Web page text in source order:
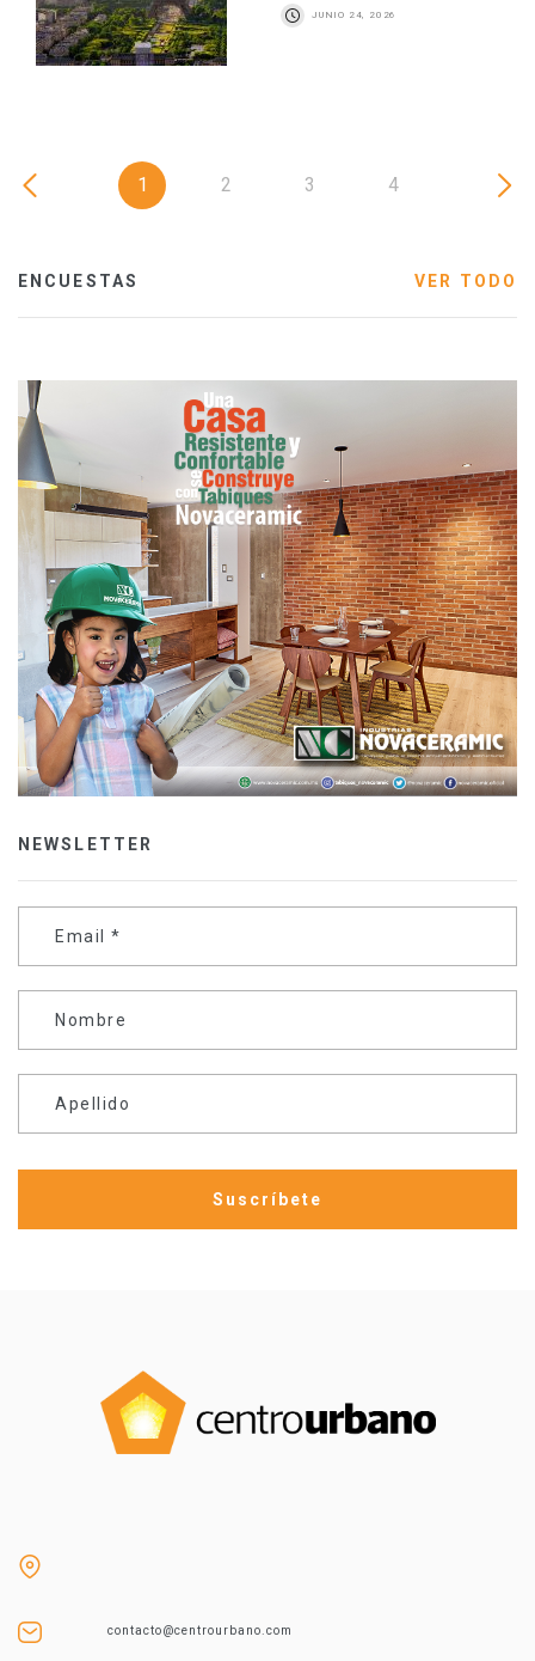
JUNIO 24, 2026
1 2 3 4
ENCUESTAS VER TODO
NEWSLETTER
Email *
Nombre
Apellido
contacto@centrourbano.com